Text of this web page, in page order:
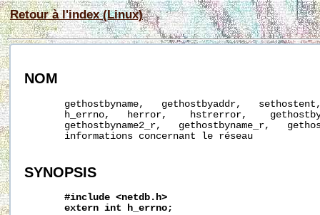
Retour à l'index (Linux)
NOM
gethostbyname,   gethostbyaddr,
h_errno,   herror,    hstrerror,
gethostbyname2_r,   gethostbyname_r,
       informations concernant le réseau
SYNOPSIS
#include <netdb.h>
extern int
h_errno;